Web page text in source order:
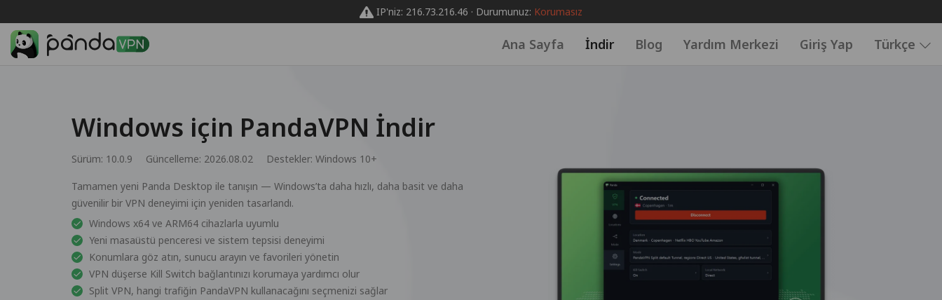
IP'niz: 216.73.216.46 · Durumunuz: Korumasız
Ana Sayfa İndir Blog Yardım Merkezi Giriş Yap Türkçe
Windows için PandaVPN İndir
Sürüm: 10.0.9 Güncelleme: 2026.08.02 Destekler: Windows 10+
Tamamen yeni Panda Desktop ile tanışın — Windows’ta daha hızlı, daha basit ve daha
güvenilir bir VPN deneyimi için yeniden tasarlandı.
Windows x64 ve ARM64 cihazlarla uyumlu
Yeni masaüstü penceresi ve sistem tepsisi deneyimi
Konumlara göz atın, sunucu arayın ve favorileri yönetin
VPN düşerse Kill Switch bağlantınızı korumaya yardımcı olur
Split VPN, hangi trafiğin PandaVPN kullanacağını seçmenizi sağlar